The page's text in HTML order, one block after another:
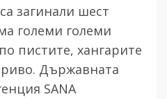
загинали шест
големи големи
пистите, хангарите
Държавната
SANA